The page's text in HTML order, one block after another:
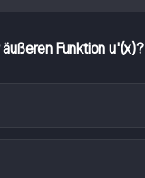
Funktion u'(x)?